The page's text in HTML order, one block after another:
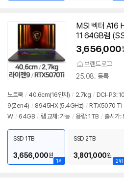
MSI 벡터 A16
11 64GB램
3,656,000
브랜드로그
25.08. 등록
노트북 / 40.6cm(16인치) / 2.7kg / DCI-P3:
9(Zen4) / 8945HX (5.4GHz) / RTX5070 Ti
W / 64GB / 램 교체: 가능 / 용량: 1TB / 출시가
1위
SSD 1TB
3,656,000원
2위
SSD 2TB
3,801,000원